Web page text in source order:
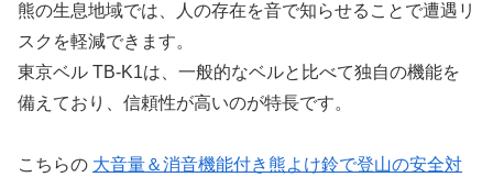
熊の生息地域では、人の存在を音で知らせることで遭遇リ
スクを軽減できます。
東京ベル TB-K1は、一般的なベルと比べて独自の機能を
備えており、信頼性が高いのが特長です。
こちらの 大音量＆消音機能付き熊よけ鈴で登山の安全対